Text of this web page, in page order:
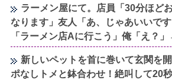
ラーメン屋にて。店員「30分ほど
なります」友人「あ、じゃあいいで
「ラーメン店Aに行こう」俺「え？
新しいペットを首に巻いて玄関を
ポなしトメと鉢合わせ！絶叫して20